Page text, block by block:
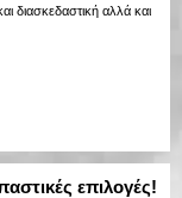
διασκεδαστική αλλά και
επιλογές!